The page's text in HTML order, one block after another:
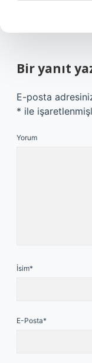
Bir yanıt
E-posta
* ile
Yorum
İsim*
E-Posta*